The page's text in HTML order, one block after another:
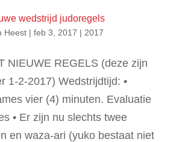
wedstrijd judoregels
Heest| feb 3, 2017 | 2017
NIEUWE REGELS (deze zijn
1-2-2017) Wedstrijdtijd: •
vier (4) minuten. Evaluatie
• Er zijn nu slechts twee
en waza-ari (yuko bestaat niet